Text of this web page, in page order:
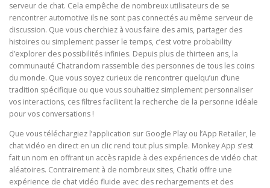
serveur de chat. Cela empêche de nombreux utilisateurs de se
rencontrer automotive ils ne sont pas connectés au même serveur de
discussion. Que vous cherchiez à vous faire des amis, partager des
histoires ou simplement passer le temps, c’est votre probability
d’explorer des possibilités infinies. Depuis plus de thirteen ans, la
communauté Chatrandom rassemble des personnes de tous les coins
du monde. Que vous soyez curieux de rencontrer quelqu’un d’une
tradition spécifique ou que vous souhaitiez simplement personnaliser
vos interactions, ces filtres facilitent la recherche de la personne idéale
pour vos conversations !
Que vous téléchargiez l’application sur Google Play ou l’App Retailer, le
chat vidéo en direct en un clic rend tout plus simple. Monkey App s’est
fait un nom en offrant un accès rapide à des expériences de vidéo chat
aléatoires. Contrairement à de nombreux sites, Chatki offre une
expérience de chat vidéo fluide avec des rechargements et des